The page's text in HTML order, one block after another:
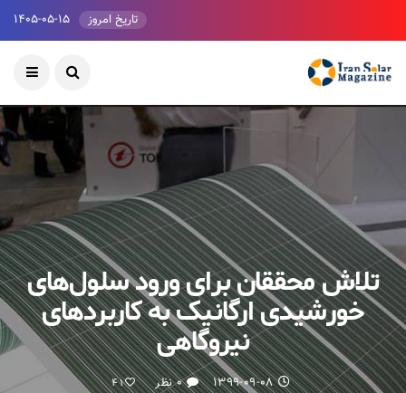
تاریخ امروز ۱۴۰۵-۰۵-۱۵
تلاش محققان برای ورود سلول‌های
خورشیدی ارگانیک به کاربردهای
نیروگاهی
۱۳۹۹-۰۹-۰۸ ۰ نظر 41